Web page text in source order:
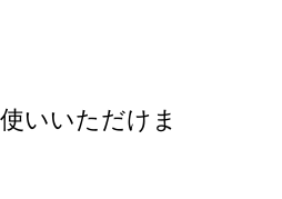
いいただけま